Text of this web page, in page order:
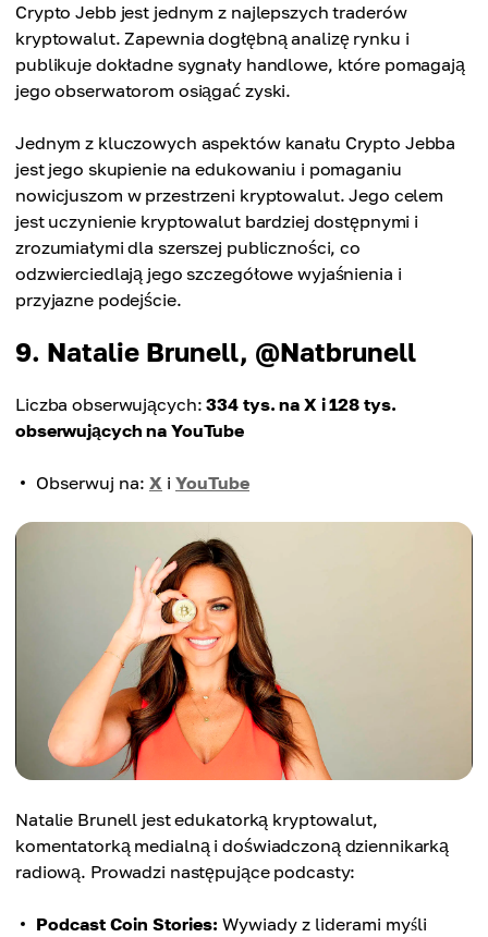
Crypto Jebb jest jednym z najlepszych traderów
kryptowalut. Zapewnia dogłębną analizę rynku i
publikuje dokładne sygnały handlowe, które pomagają
jego obserwatorom osiągać zyski.
Jednym z kluczowych aspektów kanału Crypto Jebba
jest jego skupienie na edukowaniu i pomaganiu
nowicjuszom w przestrzeni kryptowalut. Jego celem
jest uczynienie kryptowalut bardziej dostępnymi i
zrozumiałymi dla szerszej publiczności, co
odzwierciedlają jego szczegółowe wyjaśnienia i
przyjazne podejście.
9. Natalie Brunell, @Natbrunell
Liczba obserwujących:334 tys. na X i 128 tys.
obserwujących na YouTube
Obserwuj na: X i YouTube
Natalie Brunell jest edukatorką kryptowalut,
komentatorką medialną i doświadczoną dziennikarką
radiową. Prowadzi następujące podcasty:
Podcast Coin Stories: Wywiady z liderami myśli